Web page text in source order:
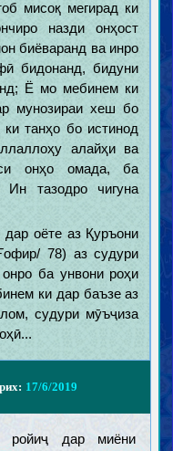
мисоқ мегирад ки
назди онҳост
биёваранд ва инро
бидонанд, бидуни
Ё мо мебинем ки
мунозираи хеш бо
танҳо бо истинод
алайҳи ва
онҳо омада, ба
тазодро чигуна
оёте аз Қуръони
78) аз судури
ба унвони роҳи
ки дар баъзе аз
судури мӯъҷиза
17/6/2019
ройиҷ дар миёни